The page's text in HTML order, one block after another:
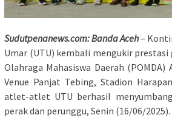
Sudutpenanews.com: Banda Aceh–
Umar (UTU) kembali mengukir
Olahraga Mahasiswa Daerah (POMDA)
Venue Panjat Tebing, Stadion
atlet-atlet UTU berhasil
perak dan perunggu, Senin (16/06/2025).